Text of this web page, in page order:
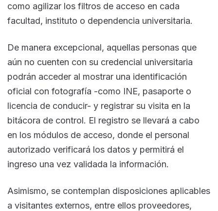
como agilizar los filtros de acceso en cada
facultad, instituto o dependencia universitaria.
De manera excepcional, aquellas personas que
aún no cuenten con su credencial universitaria
podrán acceder al mostrar una identificación
oficial con fotografía -como INE, pasaporte o
licencia de conducir- y registrar su visita en la
bitácora de control. El registro se llevará a cabo
en los módulos de acceso, donde el personal
autorizado verificará los datos y permitirá el
ingreso una vez validada la información.
Asimismo, se contemplan disposiciones aplicables
a visitantes externos, entre ellos proveedores,